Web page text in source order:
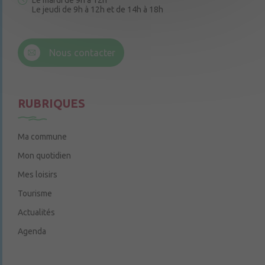
Le jeudi de 9h à 12h et de 14h à 18h
Nous contacter
RUBRIQUES
Ma commune
Mon quotidien
Mes loisirs
Tourisme
Actualités
Agenda